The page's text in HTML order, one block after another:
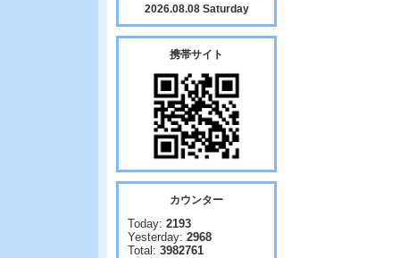
2026.08.08 Saturday
携帯サイト
カウンター
Today: 2193
Yesterday: 2968
Total: 3982761